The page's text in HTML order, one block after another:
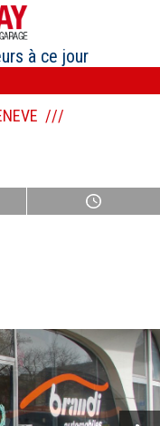
à ce jour